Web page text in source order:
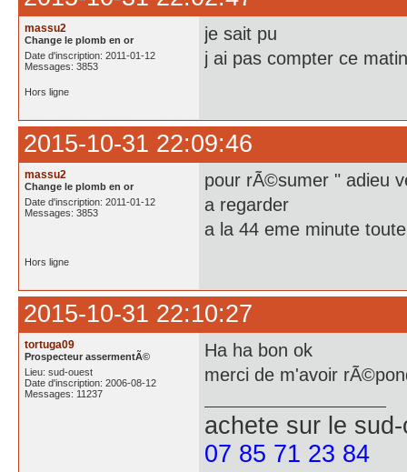
massu2
Change le plomb en or
Date d'inscription: 2011-01-12
Messages: 3853
je sait pu
j ai pas compter ce matin
Hors ligne
2015-10-31 22:09:46
massu2
Change le plomb en or
Date d'inscription: 2011-01-12
Messages: 3853
pour rÃ©sumer " adieu
a regarder
a la 44 eme minute
Hors ligne
2015-10-31 22:10:27
tortuga09
Prospecteur assermentÃ©
Lieu: sud-ouest
Date d'inscription: 2006-08-12
Messages: 11237
Ha ha bon ok
merci de m'avoir
achete sur le
07 85 71 23 84